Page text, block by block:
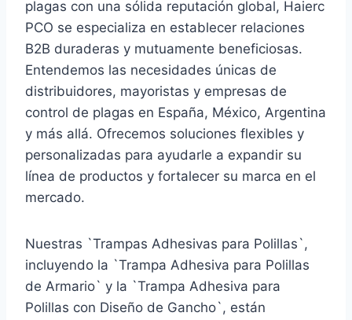
plagas con una sólida reputación global, Haierc
PCO se especializa en establecer relaciones
B2B duraderas y mutuamente beneficiosas.
Entendemos las necesidades únicas de
distribuidores, mayoristas y empresas de
control de plagas en España, México, Argentina
y más allá. Ofrecemos soluciones flexibles y
personalizadas para ayudarle a expandir su
línea de productos y fortalecer su marca en el
mercado.
Nuestras `Trampas Adhesivas para Polillas`,
incluyendo la `Trampa Adhesiva para Polillas
de Armario` y la `Trampa Adhesiva para
Polillas con Diseño de Gancho`, están